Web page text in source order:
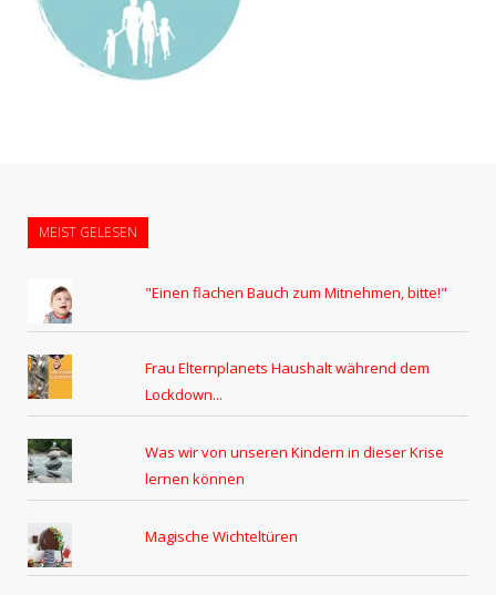
MEIST GELESEN
"Einen flachen Bauch zum Mitnehmen, bitte!"
Frau Elternplanets Haushalt während dem
Lockdown...
Was wir von unseren Kindern in dieser Krise
lernen können
Magische Wichteltüren